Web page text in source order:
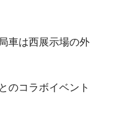
車は西展示場の外
のコラボイベント